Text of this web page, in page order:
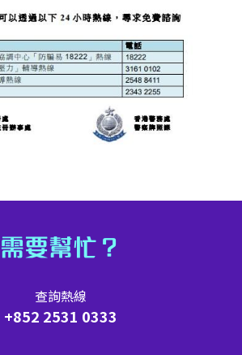
需要幫忙？
查詢熱線
+852 2531 0333